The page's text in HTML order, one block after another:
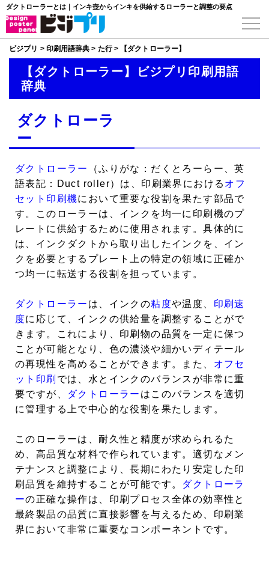
ダクトローラーとは｜インキ壺からインキを供給するローラーと調整の要点
ビジプリ > 印刷用語辞典 > た行> 【ダクトローラー】
【ダクトローラー】ビジプリ印刷用語
辞典
ダクトローラ
ー
ダクトローラー
（ふりがな：だくとろーらー、英
語表記：Duct roller）は、印刷業界における オフ
セット印刷機において重要な役割を果たす部品で
す。このローラーは、インクを均一に印刷機のプ
レートに供給するために使用されます。具体的に
は、インクダクトから取り出したインクを、イン
クを必要とするプレート上の特定の領域に正確か
つ均一に転送する役割を担っています。
ダクトローラー は、インクの粘度や温度、 印刷速
度に応じて、インクの供給量を調整することがで
きます。これにより、印刷物の品質を一定に保つ
ことが可能となり、色の濃淡や細かいディテール
の再現性を高めることができます。また、 オフセ
ット印刷 では、水とインクのバランスが非常に重
要ですが、
ダクトローラー はこのバランスを適切
に管理する上で中心的な役割を果たします。
このローラーは、耐久性と精度が求められるた
め、高品質な材料で作られています。適切なメン
テナンスと調整により、長期にわたり安定した印
刷品質を維持することが可能です。 ダクトローラ
ーの正確な操作は、印刷プロセス全体の効率性と
最終製品の品質に直接影響を与えるため、印刷業
界において非常に重要なコンポーネントです。